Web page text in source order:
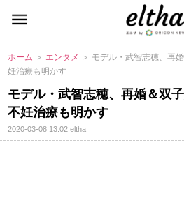
ホーム ＞ エンタメ ＞ モデル・武智志穂、再
妊治療も明かす
モデル・武智志穂、再婚＆双
不妊治療も明かす
2020-03-08 13:02eltha